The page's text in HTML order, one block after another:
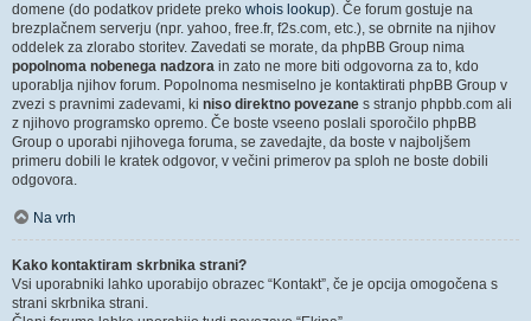
domene (do podatkov pridete preko whois lookup). Če forum gostuje na
brezplačnem serverju (npr. yahoo, free.fr, f2s.com, etc.), se obrnite na njihov
oddelek za zlorabo storitev. Zavedati se morate, da phpBB Group nima
popolnoma nobenega nadzora in zato ne more biti odgovorna za to, kdo
uporablja njihov forum. Popolnoma nesmiselno je kontaktirati phpBB Group v
zvezi s pravnimi zadevami, ki niso direktno povezane s stranjo phpbb.com ali
z njihovo programsko opremo. Če boste vseeno poslali sporočilo phpBB
Group o uporabi njihovega foruma, se zavedajte, da boste v najboljšem
primeru dobili le kratek odgovor, v večini primerov pa sploh ne boste dobili
odgovora.
Na vrh
Kako kontaktiram skrbnika strani?
Vsi uporabniki lahko uporabijo obrazec “Kontakt”, če je opcija omogočena s
strani skrbnika strani.